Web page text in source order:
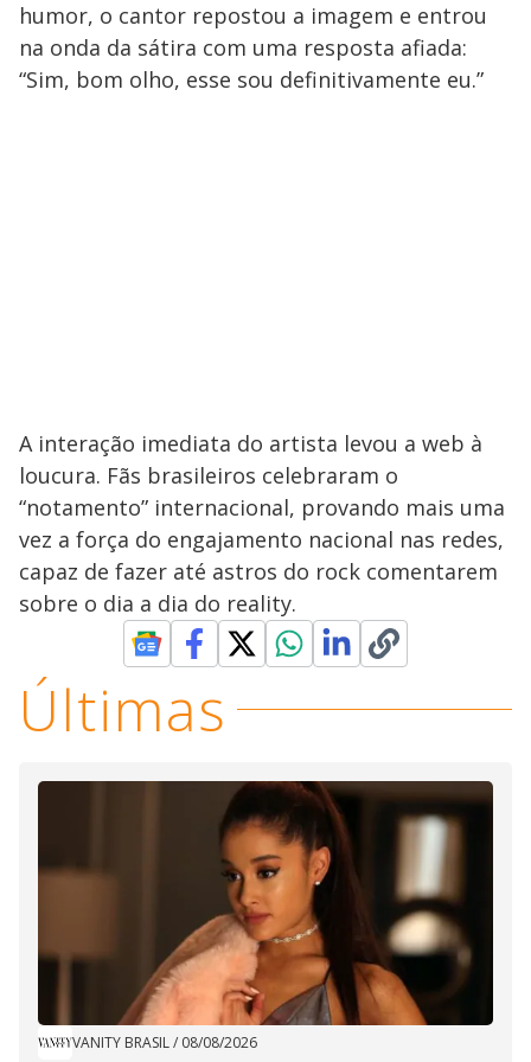
humor, o cantor repostou a imagem e entrou
na onda da sátira com uma resposta afiada:
“Sim, bom olho, esse sou definitivamente eu.”
​A interação imediata do artista levou a web à
loucura. Fãs brasileiros celebraram o
“notamento” internacional, provando mais uma
vez a força do engajamento nacional nas redes,
capaz de fazer até astros do rock comentarem
sobre o dia a dia do reality.
Últimas
VANITY BRASIL/ 08/08/2026